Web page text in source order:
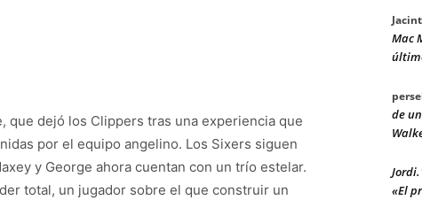
que dejó los Clippers tras una experiencia que
por el equipo angelino. Los Sixers siguen
y George ahora cuentan con un trío estelar.
total, un jugador sobre el que construir un
Mac
de
«El